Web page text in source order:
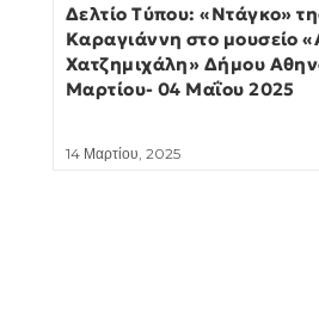
Δελτίο Τύπου: «Ντάγκο»
Καραγιάννη στο μουσείο
Χατζημιχάλη» Δήμου
Μαρτίου- 04 Μαΐου 2025
14 Μαρτίου, 2025